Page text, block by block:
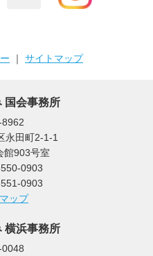
｜ サイトマップ
国会事務所
永田町2-1-1
館903号室
0903
0903
ップ
横浜事務所